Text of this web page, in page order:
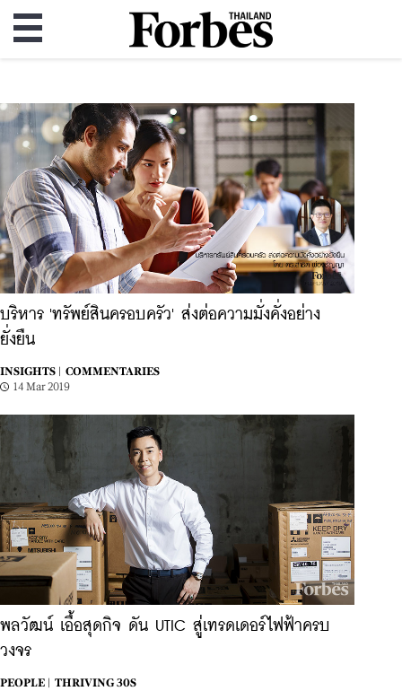
บริหาร 'ทรัพย์สินครอบครัว' ส่งต่อความมั่งคั่งอย่าง
ยั่งยืน
INSIGHTS |
COMMENTARIES
14 Mar 2019
พลวัฒน์ เอื้อสุดกิจ ดัน UTIC สู่เทรดเดอร์ไฟฟ้าครบ
วงจร
PEOPLE |
THRIVING 30S